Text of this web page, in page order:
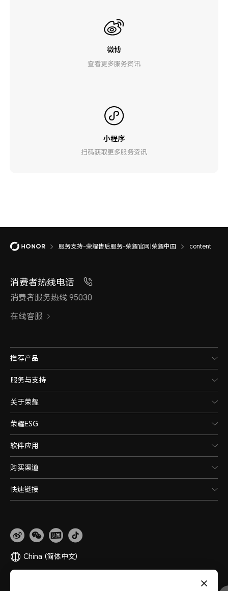
微博
查看更多服务资讯
小程序
扫码获取更多服务资讯
服务支持-荣耀售后服务-荣耀官网|荣耀中国 content
消费者热线电话
消费者服务热线 95030
在线客服
推荐产品
服务与支持
关于荣耀
荣耀ESG
软件应用
购买渠道
快速链接
China (简体中文)